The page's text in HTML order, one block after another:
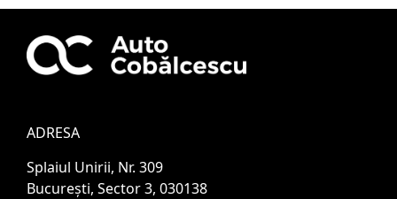
ADRESA
Splaiul Unirii, Nr. 309
București, Sector 3, 030138